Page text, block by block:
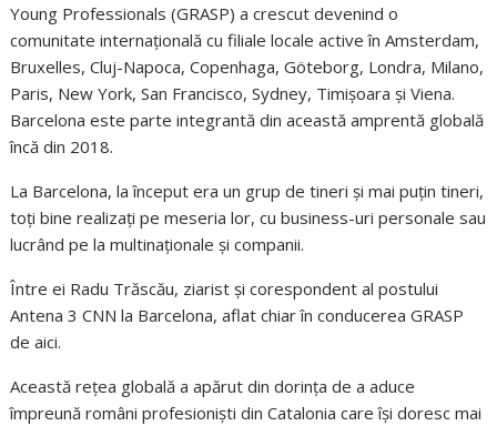
Young Professionals (GRASP) a crescut devenind o
comunitate internațională cu filiale locale active în Amsterdam,
Bruxelles, Cluj-Napoca, Copenhaga, Göteborg, Londra, Milano,
Paris, New York, San Francisco, Sydney, Timișoara și Viena.
Barcelona este parte integrantă din această amprentă globală
încă din 2018.
La Barcelona, la început era un grup de tineri și mai puțin tineri,
toți bine realizați pe meseria lor, cu business-uri personale sau
lucrând pe la multinaționale și companii.
Între ei Radu Trăscău, ziarist și corespondent al postului
Antena 3 CNN la Barcelona, aflat chiar în conducerea GRASP
de aici.
Această rețea globală a apărut din dorința de a aduce
împreună români profesioniști din Catalonia care își doresc mai